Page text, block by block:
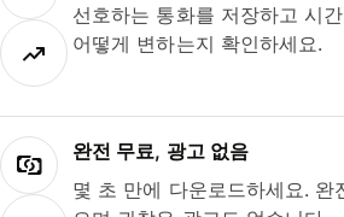
선호하는 통화를 저장하고 시
어떻게 변하는지 확인하세요.
완전 무료, 광고 없음
몇 초 만에 다운로드하세요. 완